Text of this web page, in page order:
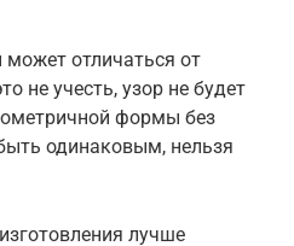
может отличаться от
не учесть, узор не будет
формы без
одинаковым, нельзя
лучше